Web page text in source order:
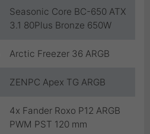
Seasonic Core BC-650 ATX
3.1 80Plus Bronze 650W
Arctic Freezer 36 ARGB
ZENPC Apex TG ARGB
4x Fander Roxo P12 ARGB
PWM PST 120 mm